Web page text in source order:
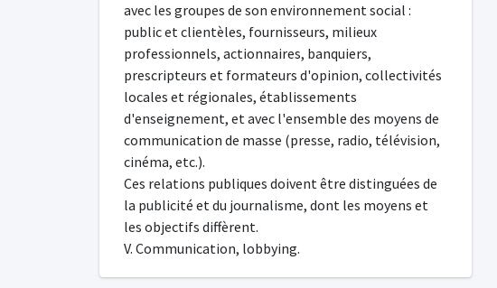
avec les groupes de son environnement social :
public et clientèles, fournisseurs, milieux
professionnels, actionnaires, banquiers,
prescripteurs et formateurs d'opinion, collectivités
locales et régionales, établissements
d'enseignement, et avec l'ensemble des moyens de
communication de masse (presse, radio, télévision,
cinéma, etc.).
Ces relations publiques doivent être distinguées de
la publicité et du journalisme, dont les moyens et
les objectifs diffèrent.
V. Communication, lobbying.